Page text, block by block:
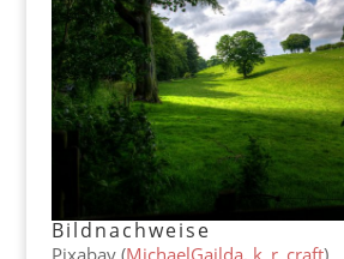
Bildnachweise
Pixabay (MichaelGailda, k_r_craft)